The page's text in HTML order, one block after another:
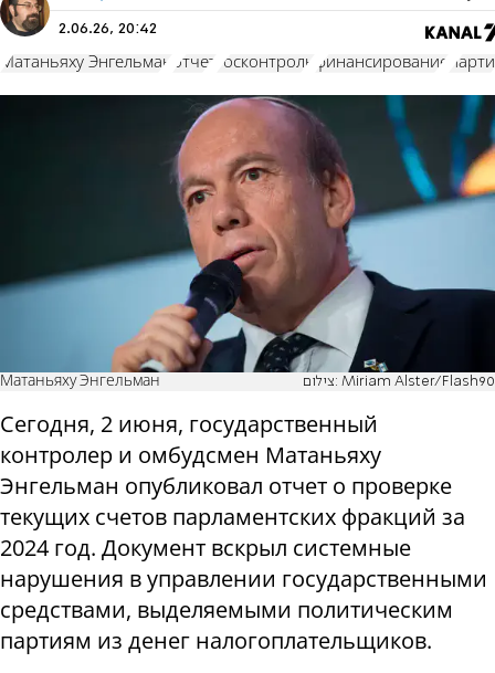
2.06.26, 20:42
Матаньяху Энгельман отчет госконтроль финансирование
Матаньяху Энгельман צילום: Miriam Alster/Flash90
Сегодня, 2 июня, государственный
контролер и омбудсмен Матаньяху
Энгельман опубликовал отчет о проверке
текущих счетов парламентских фракций за
2024 год. Документ вскрыл системные
нарушения в управлении государственными
средствами, выделяемыми политическим
партиям из денег налогоплательщиков.